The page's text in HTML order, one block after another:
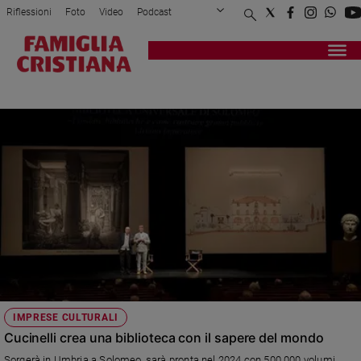
Attualità
Mondo
Economia
Legalità
giustizia
Papa
Papa
Riflessioni Foto Video Podcast
Privacy Policy Chi siamo
Registrati Redazione
IMPRESE CULTURALI
Cucinelli crea una biblioteca con il sapere del mondo